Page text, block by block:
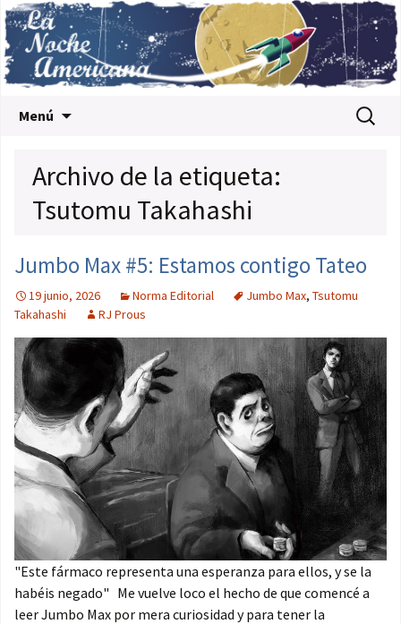
Menú Buscar:
Archivo de la etiqueta:
Tsutomu Takahashi
Jumbo Max #5: Estamos contigo Tateo
19 junio, 2026 Norma Editorial Jumbo Max, Tsutomu
Takahashi
RJ Prous
"Este fármaco representa una esperanza para ellos, y se la
habéis negado" Me vuelve loco el hecho de que comencé a
leer Jumbo Max por mera curiosidad y para tener la